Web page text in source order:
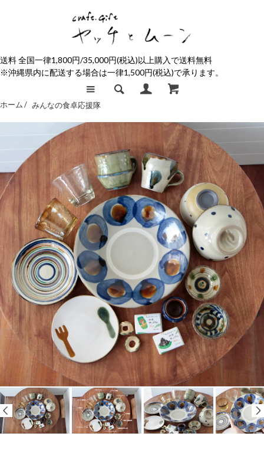
送料 全国一律1,800円/35,000円(税込)以上購入で送料無料
※沖縄県内に配送する場合は一律1,500円(税込)で承ります。
ホーム / みんなの食卓応援隊